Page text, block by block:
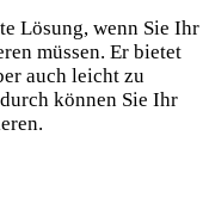
Lösung, wenn Sie Ihr
müssen. Er bietet
auch leicht zu
können Sie Ihr